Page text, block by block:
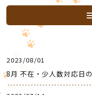
2023/08/01
8月 不在・少人数対応日